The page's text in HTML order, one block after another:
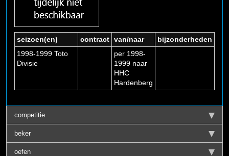
seizoen(en) contract van/naar
bijzonderheden
1998-1999 Toto
Divisie
per 1998-
1999 naar
HHC
Hardenberg
competitie
beker
oefen